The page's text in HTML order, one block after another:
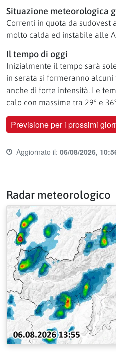
Situazione meteorologica
Correnti in quota da sudovest
molto calda ed instabile alle
Il tempo di oggi
Inizialmente il tempo sarà
in serata si formeranno
anche di forte intensità. Le
calo con massime tra 29° e
Previsione per i prossimi
Last update time:
Aggiornato il: 06/08/2026,
Radar meteorologico